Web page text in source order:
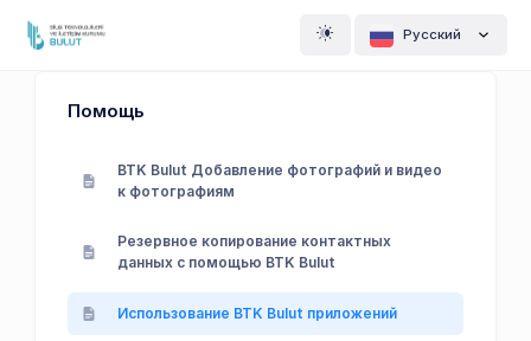
Pусский
Помощь
BTK Bulut Добавление фотографий и видео
к фотографиям
Резервное копирование контактных
данных с помощью BTK Bulut
Использование BTK Bulut приложений